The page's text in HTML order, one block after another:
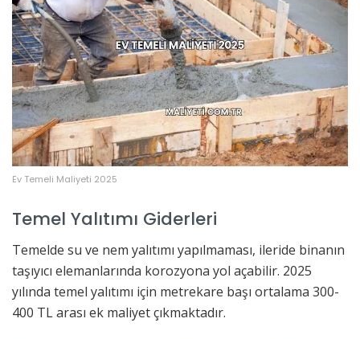
Ev Temeli Maliyeti 2025
Temel Yalıtımı Giderleri
Temelde su ve nem yalıtımı yapılmaması, ileride binanın
taşıyıcı elemanlarında korozyona yol açabilir. 2025
yılında temel yalıtımı için metrekare başı ortalama 300-
400 TL arası ek maliyet çıkmaktadır.